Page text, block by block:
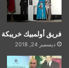
فريق أولمبيك خريبكة ٠٠٠الإدمان على الهزيمة
ديسمبر 24, 2018